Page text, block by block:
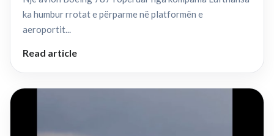
ka humbur rrotat e përparme në platformën e
aeroportit...
Read article